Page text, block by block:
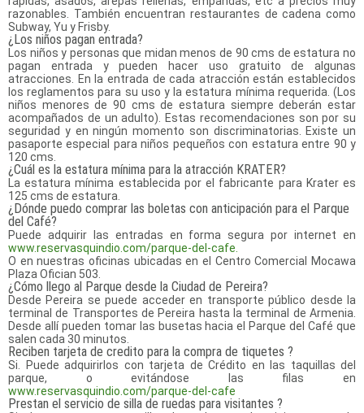
razonables. También encuentran restaurantes de cadena como
Subway, Yu y Frisby.
¿Los niños pagan entrada?
Los niños y personas que midan menos de 90 cms de estatura no
pagan entrada y pueden hacer uso gratuito de algunas
atracciones. En la entrada de cada atracción están establecidos
los reglamentos para su uso y la estatura mínima requerida. (Los
niños menores de 90 cms de estatura siempre deberán estar
acompañados de un adulto). Estas recomendaciones son por su
seguridad y en ningún momento son discriminatorias. Existe un
pasaporte especial para niños pequeños con estatura entre 90 y
120 cms.
¿Cuál es la estatura mínima para la atracción KRATER?
La estatura mínima establecida por el fabricante para Krater es
125 cms de estatura.
¿Dónde puedo comprar las boletas con anticipación para el Parque
del Café?
Puede adquirir las entradas en forma segura por internet en
www.reservasquindio.com/parque-del-cafe.
O en nuestras oficinas ubicadas en el Centro Comercial Mocawa
Plaza Ofician 503.
¿Cómo llego al Parque desde la Ciudad de Pereira?
Desde Pereira se puede acceder en transporte público desde la
terminal de Transportes de Pereira hasta la terminal de Armenia.
Desde allí pueden tomar las busetas hacia el Parque del Café que
salen cada 30 minutos.
Reciben tarjeta de credito para la compra de tiquetes ?
Si. Puede adquirirlos con tarjeta de Crédito en las taquillas del
parque, o evitándose las filas en
www.reservasquindio.com/parque-del-cafe
Prestan el servicio de silla de ruedas para visitantes ?